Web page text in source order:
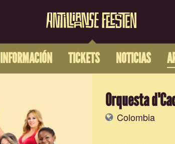
INFORMACIÓN TICKETS NOTICIAS
Orquesta
Colombia